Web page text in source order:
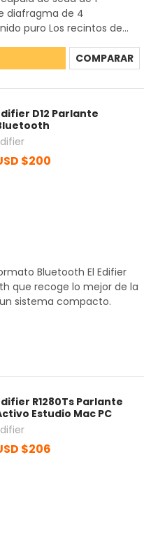
diafragma de 4
puro Los recintos de...
COMPARAR
D12 Parlante
$200
Bluetooth El Edifier
que recoge lo mejor de la
sistema compacto.
R1280Ts Parlante
Estudio Mac PC
$206